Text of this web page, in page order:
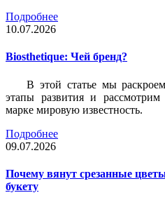
Подробнее
10.07.2026
Biosthetique: Чей бренд?
В этой статье мы
этапы развития и
марке мировую известность.
Подробнее
09.07.2026
Почему вянут срезанные
букету